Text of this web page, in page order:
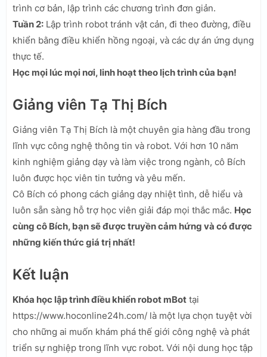
trình cơ bản, lập trình các chương trình đơn giản.
Tuần 2: Lập trình robot tránh vật cản, đi theo đường, điều
khiển bằng điều khiển hồng ngoại, và các dự án ứng dụng
thực tế.
Học mọi lúc mọi nơi, linh hoạt theo lịch trình của bạn!
Giảng viên Tạ Thị Bích
Giảng viên Tạ Thị Bích là một chuyên gia hàng đầu trong
lĩnh vực công nghệ thông tin và robot. Với hơn 10 năm
kinh nghiệm giảng dạy và làm việc trong ngành, cô Bích
luôn được học viên tin tưởng và yêu mến.
Cô Bích có phong cách giảng dạy nhiệt tình, dễ hiểu và
luôn sẵn sàng hỗ trợ học viên giải đáp mọi thắc mắc. Học
cùng cô Bích, bạn sẽ được truyền cảm hứng và có được
những kiến thức giá trị nhất!
Kết luận
Khóa học lập trình điều khiển robot mBot tại
https://www.hoconline24h.com/ là một lựa chọn tuyệt vời
cho những ai muốn khám phá thế giới công nghệ và phát
triển sự nghiệp trong lĩnh vực robot. Với nội dung học tập